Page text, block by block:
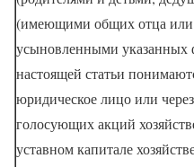
(имеющими общих отца или
усыновленными указанных
настоящей статьи
юридическое лицо или
голосующих акций
уставном капитале